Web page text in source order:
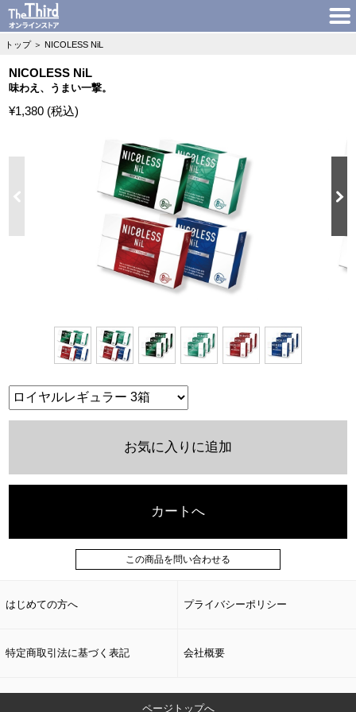
トップ ＞ NICOLESS NiL
NICOLESS NiL
味わえ、うまい一撃。
¥1,380 (税込)
お気に入りに追加
カートへ
この商品を問い合わせる
はじめての方へ プライバシーポリシー
特定商取引法に基づく表記 会社概要
ページトップへ